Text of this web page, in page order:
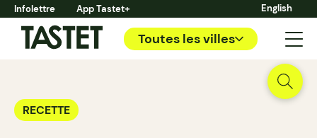
Infolettre App Tastet+ English
Toutes les villes
RECETTE